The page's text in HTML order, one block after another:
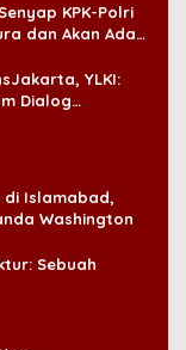
KPK-Polri
dan Akan Ada
YLKI:
Dialog
di Islamabad,
Washington
Sebuah